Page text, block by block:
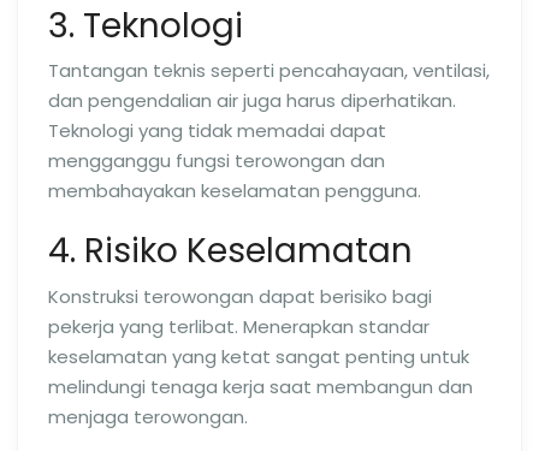
3. Teknologi
Tantangan teknis seperti pencahayaan, ventilasi,
dan pengendalian air juga harus diperhatikan.
Teknologi yang tidak memadai dapat
mengganggu fungsi terowongan dan
membahayakan keselamatan pengguna.
4. Risiko Keselamatan
Konstruksi terowongan dapat berisiko bagi
pekerja yang terlibat. Menerapkan standar
keselamatan yang ketat sangat penting untuk
melindungi tenaga kerja saat membangun dan
menjaga terowongan.